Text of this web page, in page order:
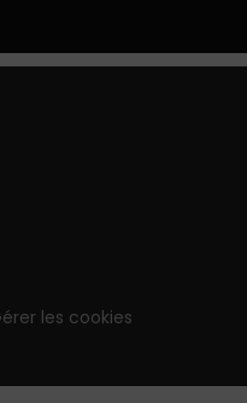
les cookies